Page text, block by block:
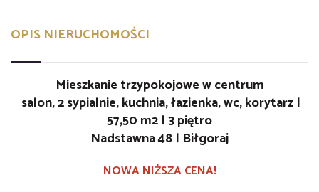
OPIS NIERUCHOMOŚCI
Mieszkanie trzypokojowe w centrum
salon, 2 sypialnie, kuchnia, łazienka, wc, korytarz |
57,50 m2 | 3 piętro
Nadstawna 48 | Biłgoraj
NOWA NIŻSZA CENA!